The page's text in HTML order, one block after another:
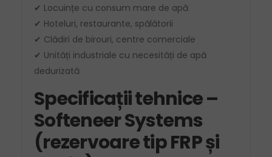
✔ Locuințe cu consum mare de apă
✔ Hoteluri, restaurante, spălătorii
✔ Clădiri de birouri, centre comerciale
✔ Unități industriale cu necesități de apă
dedurizată
Specificații tehnice –
Softeneer Systems
(rezervoare tip FRP și